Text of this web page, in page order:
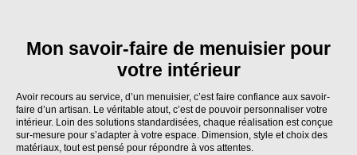
Mon savoir-faire de menuisier pour
votre intérieur
Avoir recours au service, d’un menuisier, c’est faire confiance aux savoir-
faire d’un artisan. Le véritable atout, c’est de pouvoir personnaliser votre
intérieur. Loin des solutions standardisées, chaque réalisation est conçue
sur-mesure pour s’adapter à votre espace. Dimension, style et choix des
matériaux, tout est pensé pour répondre à vos attentes.